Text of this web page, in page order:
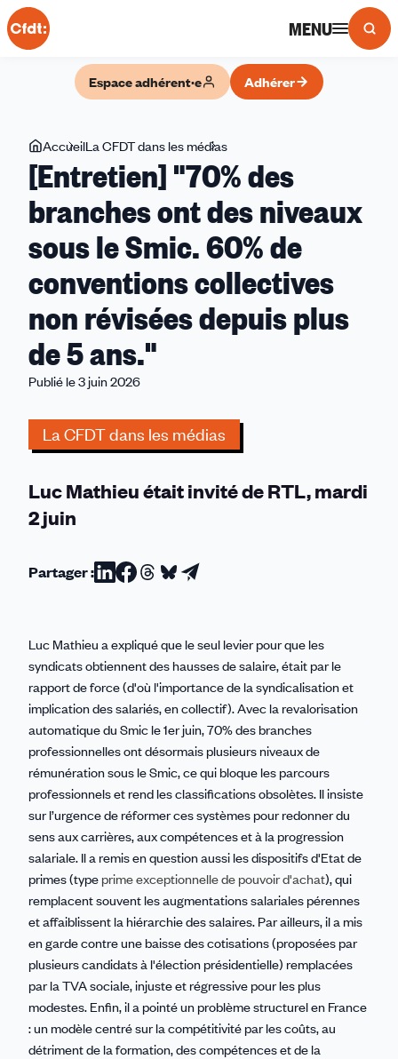
Panneau de gestion des cookies
MENU
Espace adhérent·e Adhérer
Vous
êtes
ici
AccueilLa CFDT dans les médias
"70%
branches
ont
des
niveaux
le
non
depuis
[Entretien] "70% des
branches ont des niveaux
sous le Smic. 60% de
conventions collectives
non révisées depuis plus
de 5 ans."
Publié le 3 juin 2026
La CFDT dans les médias
Luc Mathieu était invité de RTL, mardi
2 juin
Partager :Partager
Linkedin
Partager
Facebook
Partager
Threads
Partager
Bluesky
Partager
email
Luc Mathieu a expliqué que le seul levier pour que les
syndicats obtiennent des hausses de salaire, était par le
rapport de force (d'où l'importance de la syndicalisation et
implication des salariés, en collectif). Avec la revalorisation
automatique du Smic le 1er juin, 70% des branches
professionnelles ont désormais plusieurs niveaux de
rémunération sous le Smic, ce qui bloque les parcours
professionnels et rend les classifications obsolètes. Il insiste
sur l’urgence de réformer ces systèmes pour redonner du
sens aux carrières, aux compétences et à la progression
salariale. Il a remis en question aussi les dispositifs d'Etat de
primes (type prime exceptionnelle de pouvoir d'achat), qui
remplacent souvent les augmentations salariales pérennes
et affaiblissent la hiérarchie des salaires. Par ailleurs, il a mis
en garde contre une baisse des cotisations (proposées par
plusieurs candidats à l'élection présidentielle) remplacées
par la TVA sociale, injuste et régressive pour les plus
modestes. Enfin, il a pointé un problème structurel en France
: un modèle centré sur la compétitivité par les coûts, au
détriment de la formation, des compétences et de la